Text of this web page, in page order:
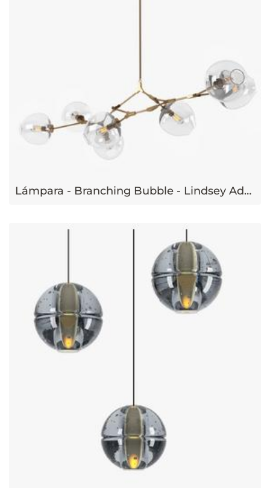
Lámpara - Branching Bubble - Lindsey Adelman